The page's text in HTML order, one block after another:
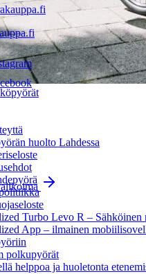
huolto Lahdessa
Turbo Levo R – Sähköinen
App – ilmainen
polkupyörät
helppoa ja huoletonta